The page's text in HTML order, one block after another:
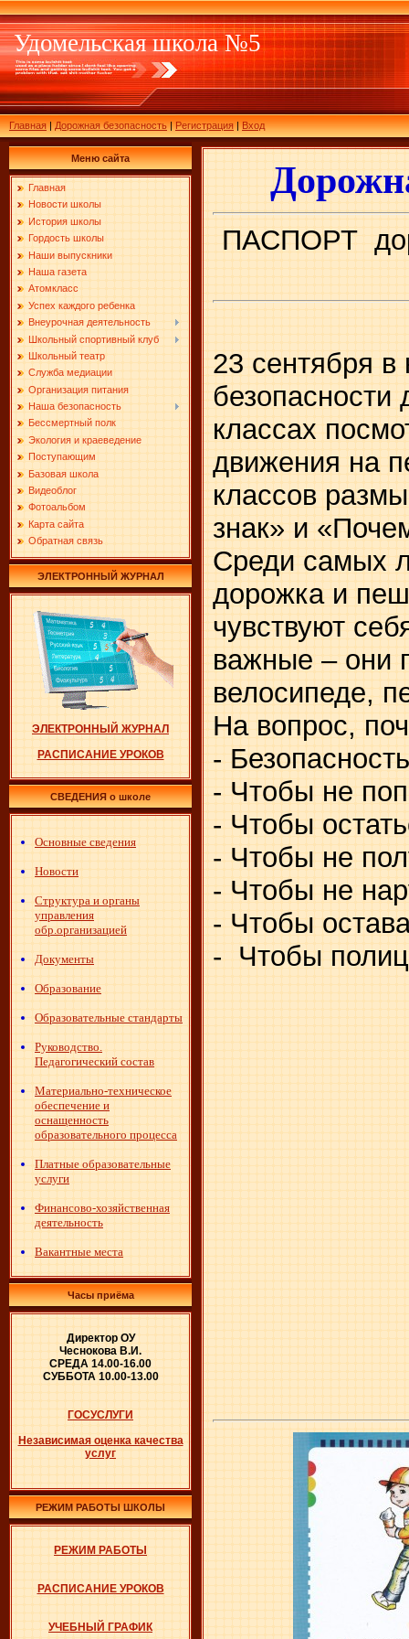
Удомельская школа №5
Главная|Дорожная безопасность|Регистрация|Вход
Меню сайта
Главная
Новости школы
История школы
Гордость школы
Наши выпускники
Наша газета
Атомкласс
Успех каждого ребенка
Внеурочная деятельность
Школьный спортивный клуб
Школьный театр
Служба медиации
Организация питания
Наша безопасность
Бессмертный полк
Экология и краеведение
Поступающим
Базовая школа
Видеоблог
Фотоальбом
Карта сайта
Обратная связь
ЭЛЕКТРОННЫЙ ЖУРНАЛ
ЭЛЕКТРОННЫЙ ЖУРНАЛ
РАСПИСАНИЕ УРОКОВ
СВЕДЕНИЯ о школе
Основные сведения
Новости
Структура и органы
управления
обр.организацией
Документы
Образование
Образовательные стандарты
Руководство.
Педагогический состав
Материально-техническое
обеспечение и
оснащенность
образовательного процесса
Платные образовательные
услуги
Финансово-хозяйственная
деятельность
Вакантные места
Часы приёма
Директор ОУ
Чеснокова В.И.
СРЕДА 14.00-16.00
СУББОТА 10.00-13.00
ГОСУСЛУГИ
Независимая оценка качества
услуг
РЕЖИМ РАБОТЫ ШКОЛЫ
РЕЖИМ РАБОТЫ
РАСПИСАНИЕ УРОКОВ
УЧЕБНЫЙ ГРАФИК
ПАСПОРТ
23 сентября
классах
движения на
классов
знак» и
Среди самых
дорожка и
чувствуют
важные – они
велосипеде,
На вопрос,
-
- Чтобы не
- Чтобы
- Чтобы не
- Чтобы не
- Чтобы
- Чтобы